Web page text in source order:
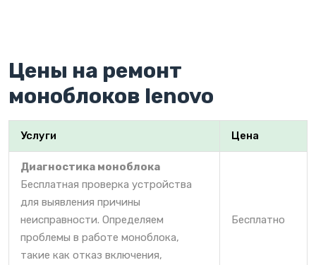
Цены на ремонт
моноблоков lenovo
Услуги Цена
Диагностика моноблока
Бесплатная проверка устройства
для выявления причины
неисправности. Определяем
проблемы в работе моноблока,
такие как отказ включения,
Бесплатно